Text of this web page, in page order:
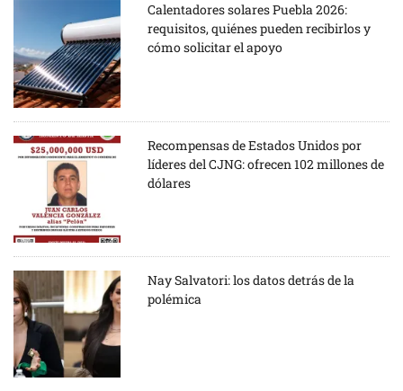
Calentadores solares Puebla 2026:
requisitos, quiénes pueden recibirlos y
cómo solicitar el apoyo
Recompensas de Estados Unidos por
líderes del CJNG: ofrecen 102 millones de
dólares
Nay Salvatori: los datos detrás de la
polémica